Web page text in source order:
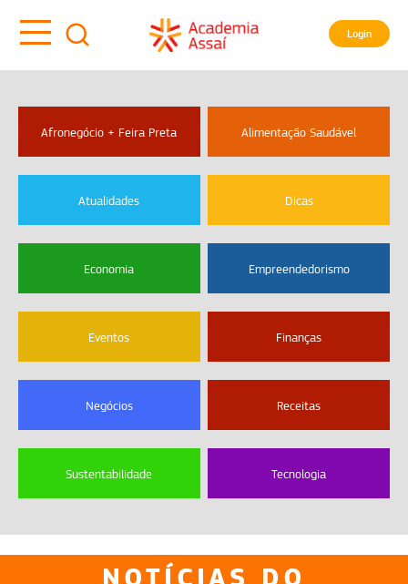
Login
Afronegócio + Feira Preta Alimentação Saudável
Atualidades Dicas
Economia Empreendedorismo
Eventos Finanças
Negócios Receitas
Sustentabilidade Tecnologia
NOTÍCIAS DO